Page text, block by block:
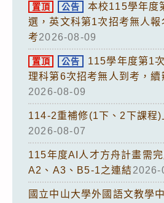
置頂 公告
本校115學年度
選，英文科第1次招考無人
考2026-08-09
置頂 公告
115學年度第1
理科第6次招考無人到考，續
2026-08-09
114-2重補修(1下、2下課程)
2026-08-07
115年度AI人才方舟計畫需完
A2、A3、B5-1之連結2026-
國立中山大學外國語文教學